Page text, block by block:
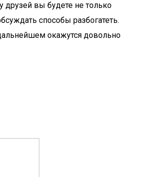
друзей вы будете не только
способы разбогатеть.
окажутся довольно